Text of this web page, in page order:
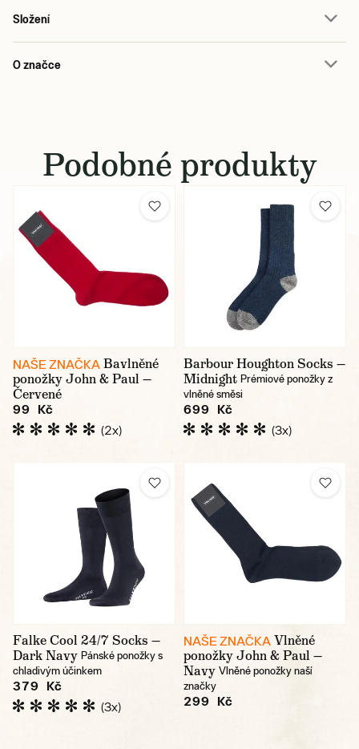
Složení
O značce
Podobné produkty
NAŠE ZNAČKA Bavlněné
ponožky John & Paul —
Červené
99 Kč
(2x)
Barbour Houghton Socks —
Midnight Prémiové ponožky z
vlněné směsi
699 Kč
(3x)
Falke Cool 24/7 Socks —
Dark Navy Pánské ponožky s
chladivým účinkem
379 Kč
(3x)
NAŠE ZNAČKA Vlněné
ponožky John & Paul —
Navy Vlněné ponožky naší
značky
299 Kč